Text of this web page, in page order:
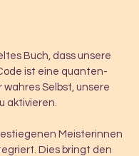
Buch, dass unsere
ist eine quanten-
Selbst, unsere
aktivieren.
Meisterinnen
Dies bringt den